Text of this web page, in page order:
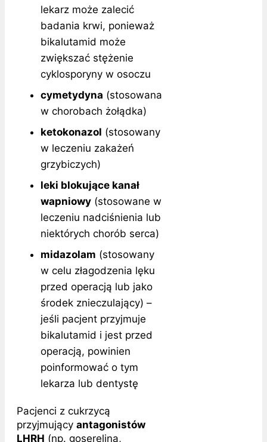
lekarz może zalecić
badania krwi, ponieważ
bikalutamid może
zwiększać stężenie
cyklosporyny w osoczu
cymetydyna (stosowana
w chorobach żołądka)
ketokonazol (stosowany
w leczeniu zakażeń
grzybiczych)
leki blokujące kanał
wapniowy (stosowane w
leczeniu nadciśnienia lub
niektórych chorób serca)
midazolam (stosowany
w celu złagodzenia lęku
przed operacją lub jako
środek znieczulający) –
jeśli pacjent przyjmuje
bikalutamid i jest przed
operacją, powinien
poinformować o tym
lekarza lub dentystę
Pacjenci z cukrzycą
przyjmujący antagonistów
LHRH (np. goserelina,